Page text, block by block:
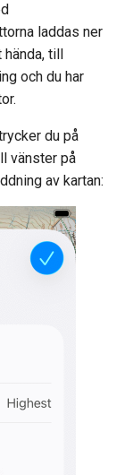
laddas ner
till
och du har
du på
vänster på
av kartan: